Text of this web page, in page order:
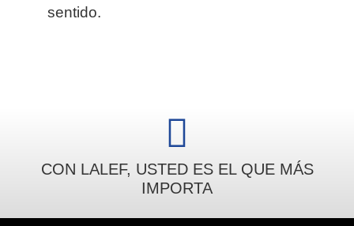
sentido.
CON LALEF, USTED ES EL QUE MÁS
IMPORTA